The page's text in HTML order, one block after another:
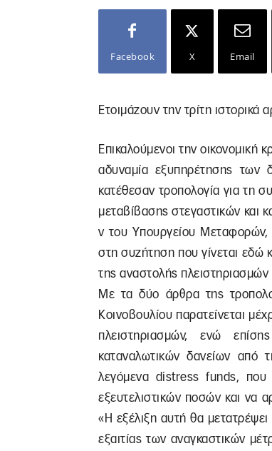
Facebook X Email
Ετοιμάζουν την τρίτη ιστορικά
Επικαλούμενοι την οικονομική
αδυναμία εξυπηρέτησης των
κατέθεσαν τροπολογία για τη
μεταβίβασης στεγαστικών και
ν του Υπουργείου Μεταφορών,
στη συζήτηση που γίνεται εδώ
της αναστολής πλειστηριασμών
Με τα δύο άρθρα της
Κοινοβουλίου παρατείνεται
πλειστηριασμών, ενώ
καταναλωτικών δανείων από
λεγόμενα distress funds, που
εξευτελιστικών ποσών και να
«Η εξέλιξη αυτή θα
εξαιτίας των αναγκαστικών